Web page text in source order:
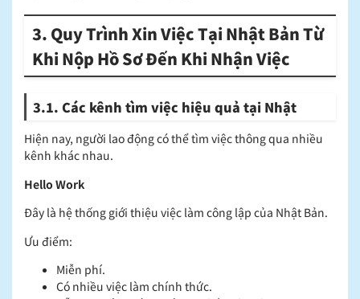
3. Quy Trình Xin Việc Tại Nhật Bản Từ
Khi Nộp Hồ Sơ Đến Khi Nhận Việc
3.1. Các kênh tìm việc hiệu quả tại Nhật
Hiện nay, người lao động có thể tìm việc thông qua nhiều
kênh khác nhau.
Hello Work
Đây là hệ thống giới thiệu việc làm công lập của Nhật Bản.
Ưu điểm:
Miễn phí.
Có nhiều việc làm chính thức.